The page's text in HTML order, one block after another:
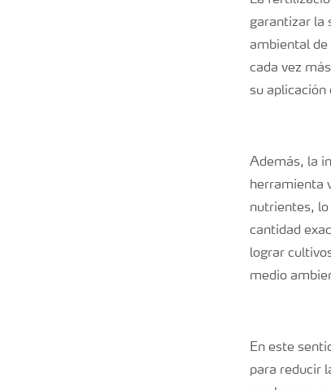
garantizar la
ambiental de
cada vez
su
Además, la
herramienta
nutrientes, lo
cantidad
lograr
medio
En este
para reducir